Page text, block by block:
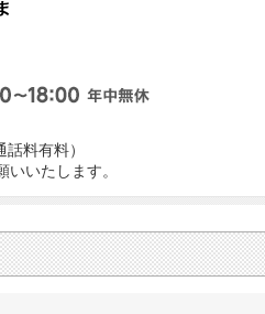
）
料有料）
いたします。